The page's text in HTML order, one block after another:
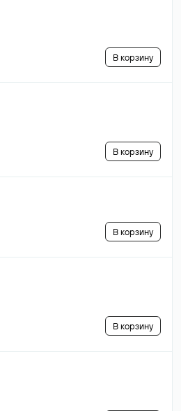
В корзину
В корзину
В корзину
В корзину